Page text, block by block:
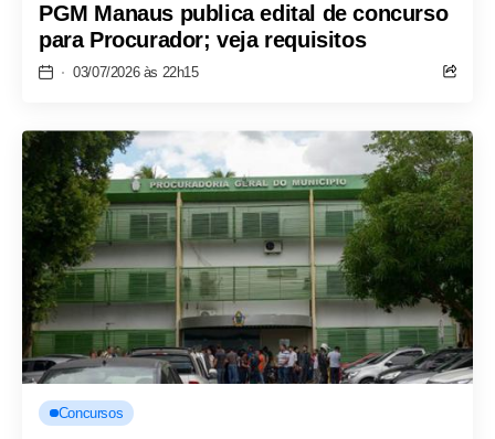
PGM Manaus publica edital de concurso
para Procurador; veja requisitos
03/07/2026 às 22h15
Concursos